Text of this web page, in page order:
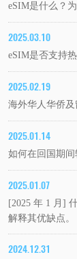
eSIM是什么？
2025.03.10
eSIM是否支持
2025.02.19
海外华人华侨及
2025.01.14
如何在回国期
2025.01.07
[2025 年 1 月]
解释其优缺点。
2024.12.31